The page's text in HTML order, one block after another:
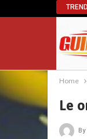
Home
Le
By